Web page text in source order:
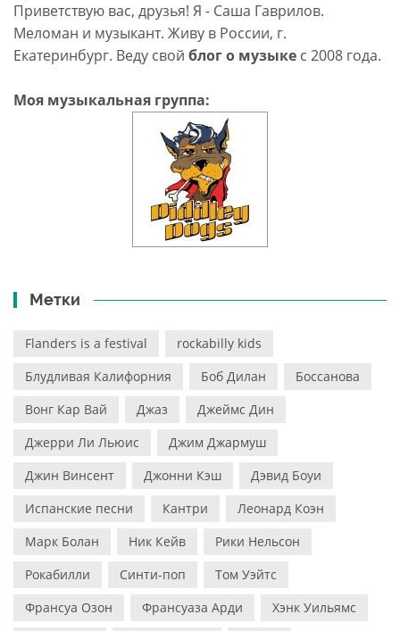
Приветствую вас, друзья! Я - Саша Гаврилов.
Меломан и музыкант. Живу в России, г.
Екатеринбург. Веду свой блог о музыке c 2008 года.
Моя музыкальная группа:
Метки
Flanders is a festival
rockabilly kids
Блудливая Калифорния
Боб Дилан
Боссанова
Вонг Кар Вай
Джаз
Джеймс Дин
Джерри Ли Льюис
Джим Джармуш
Джин Винсент
Джонни Кэш
Дэвид Боуи
Испанские песни
Кантри
Леонард Коэн
Марк Болан
Ник Кейв
Рики Нельсон
Рокабилли
Синти-поп
Том Уэйтс
Франсуа Озон
Франсуаза Арди
Хэнк Уильямс